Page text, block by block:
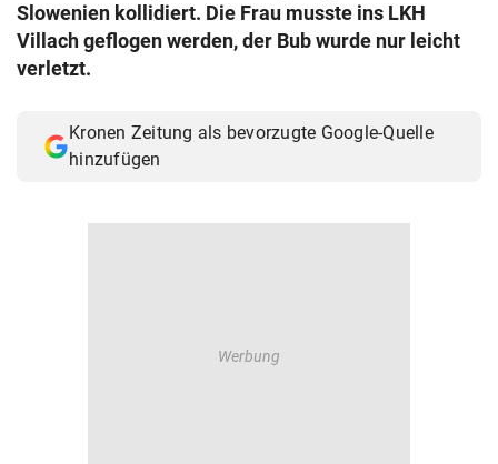
Slowenien kollidiert. Die Frau musste ins LKH
Villach geflogen werden, der Bub wurde nur leicht
verletzt.
Kronen Zeitung als bevorzugte Google-Quelle
hinzufügen